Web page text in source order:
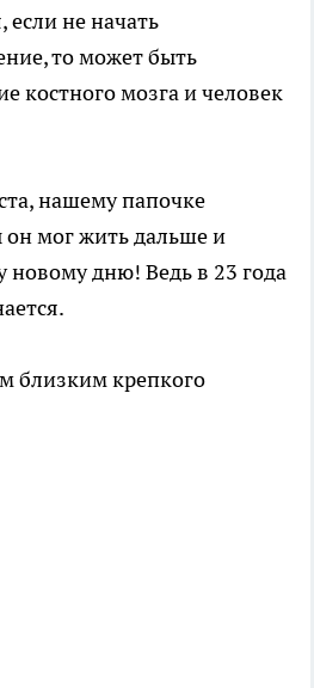
если не начать
то может быть
костного мозга и человек
нашему папочке
он мог жить дальше и
новому дню! Ведь в 23 года
близким крепкого